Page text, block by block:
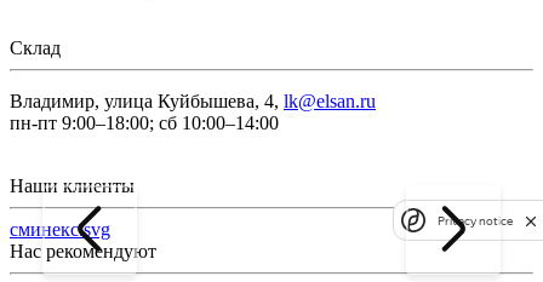
Склад
Владимир, улица Куйбышева, 4, lk@elsan.ru
пн-пт 9:00–18:00; сб 10:00–14:00
Наши клиенты
сминекс.svg
Нас рекомендуют
Privacy notice